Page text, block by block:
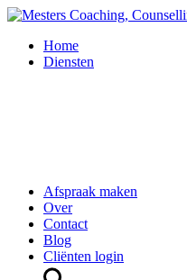
Home
Diensten
Afspraak maken
Over
Contact
Blog
Cliënten login